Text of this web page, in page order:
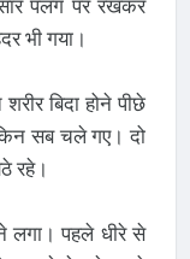
पलंग पर रखकर
भी गया।
बिदा होने पीछे
सब चले गए। दो
रहे।
लगा। पहले धीरे से